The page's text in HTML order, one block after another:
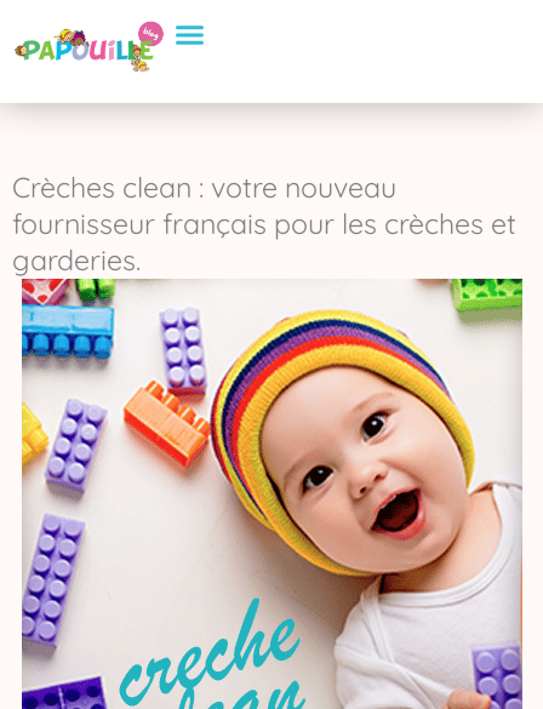
contenu
Crèches clean : votre nouveau
fournisseur français pour les crèches et
garderies.